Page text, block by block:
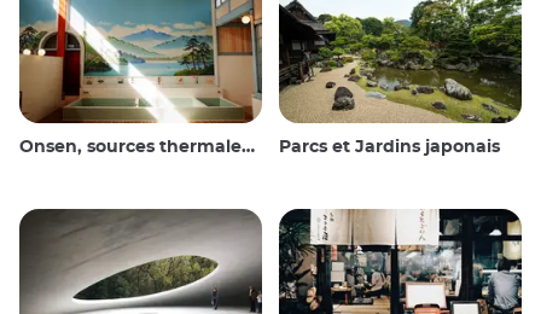
Onsen, sources thermales et bains publics Parcs et Jardins japonais